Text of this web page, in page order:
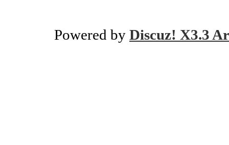
Powered by Discuz! X3.3